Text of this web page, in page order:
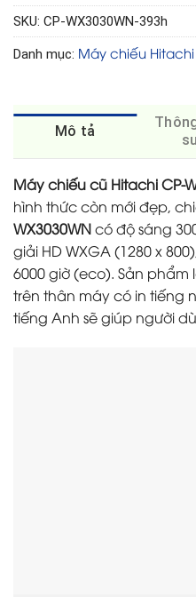
SKU: CP-WX3030WN-393h
Danh mục: Máy chiếu
Mô tả
Máy chiếu cũ Hitachi CP-
hình thức còn mới đẹp,
WX3030WNcó độ sáng
giải HD WXGA (1280 x
6000 giờ (eco). Sản
trên thân máy có in tiếng
tiếng Anh sẽ giúp người